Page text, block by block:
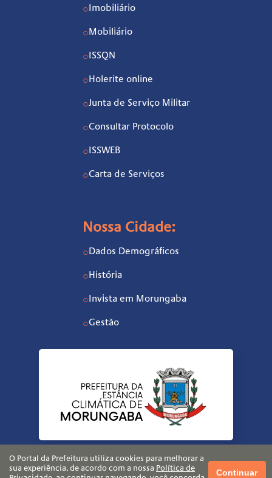
○ Imobiliário
○Mobiliário
○ ISSQN
○ Holerite online
○Junta de Serviço Militar
○Consultar Protocolo
○ ISSWEB
○Carta de Serviços
Nossa Cidade:
○ Dados Demográficos
○ História
○ Invista em Morungaba
○Gestão
O Portal da Prefeitura utiliza cookies para melhorar a
sua experiência, de acordo com a nossa Política de
Continuar